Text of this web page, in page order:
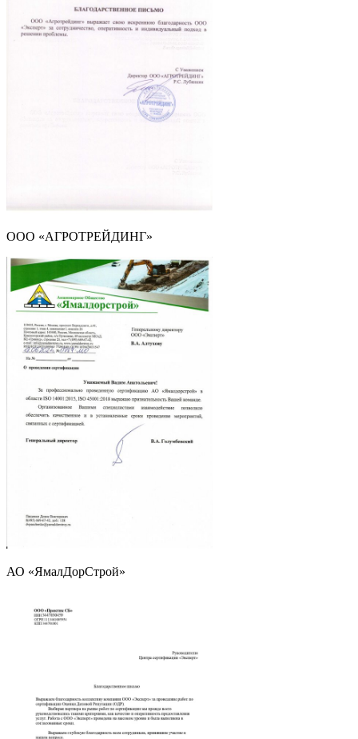
ООО «АГРОТРЕЙДИНГ»
АО «ЯмалДорСтрой»